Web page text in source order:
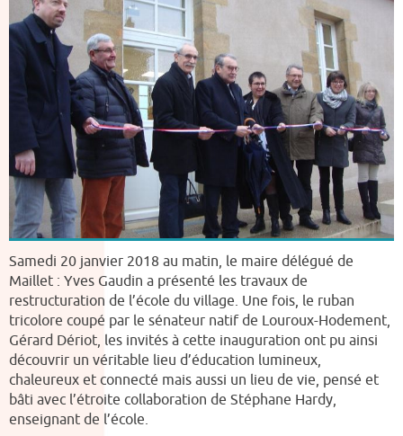
Samedi 20 janvier 2018 au matin, le maire délégué de
Maillet : Yves Gaudin a présenté les travaux de
restructuration de l’école du village. Une fois, le ruban
tricolore coupé par le sénateur natif de Louroux-Hodement,
Gérard Dériot, les invités à cette inauguration ont pu ainsi
découvrir un véritable lieu d’éducation lumineux,
chaleureux et connecté mais aussi un lieu de vie, pensé et
bâti avec l’étroite collaboration de Stéphane Hardy,
enseignant de l’école.